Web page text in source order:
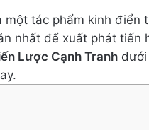
một tác phẩm kinh điển
nhất để xuất phát tiến
Lược Cạnh Tranh